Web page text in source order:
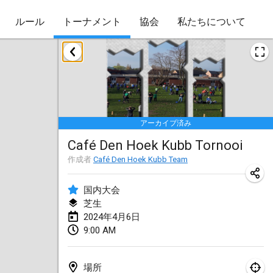
ルール トーナメント 協会 私たちについて
アーカイブ済み
Café Den Hoek Kubb Tornooi
作成者 Café Den Hoek Kubb Team
国内大会
芝生
2024年4月6日
9:00 AM
場所
2024年1月
Kubbezen Indoor Kubb Tornooi
2024年1月20日|ベルギー
Lake Superior Ice Festival Kubb Tournament
2024年1月27日| アメリカ合衆国
Winterkubb
2024年1月28日
2024年3月
KUBB-o-LOCO tornooi
2024年3月23日